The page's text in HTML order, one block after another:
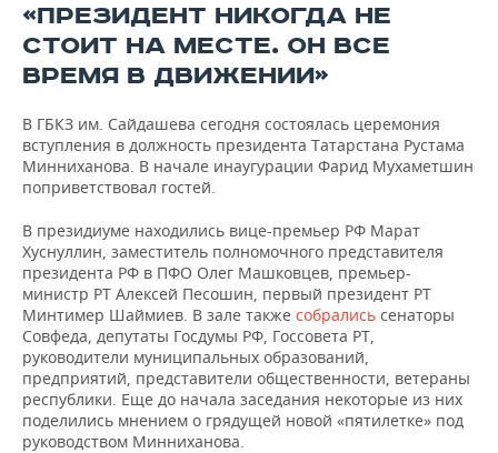
КОРОЛИ ГОСЗАКАЗА ПФО
ВУЗЫ ТАТАРСТАНА
КОМУ ПРИНАДЛЕЖАТ
ТОРГОВЫЕ ЦЕНТРЫ
ТАТАРСТАНА
ФИНАНСЫ
БАНКИ
БЮДЖЕТ
ИНВЕСТИЦИИ
НОВОСТИ
ПРОМЫШЛЕННОСТИ
АГРОПРОМ
МАШИНОСТРОЕНИЕ
НЕФТЕХИМИЯ
НЕФТЬ
ОПК
ЭНЕРГЕТИКА
НЕДВИЖИМОСТЬ
НОВОСТИ НЕДВИЖИМОСТИ
АВТО
НОВОСТИ АВТО
БИЗНЕС
НОВОСТИ БИЗНЕСА
РОЗНИЧНАЯ ТОРГОВЛЯ
ТРАНСПОРТ
УСЛУГИ
ТЕХНОЛОГИИ
НОВОСТИ ТЕХНОЛОГИЙ
IT
МЕДИА
ТЕЛЕКОММУНИКАЦИИ
МЕРОПРИЯТИЯ
НОВОСТИ МЕРОПРИЯТИЙ
ВЫЕЗДНАЯ РЕДАКЦИЯ
БИЗНЕС-БРАНЧИ
ONLINE-КОНФЕРЕНЦИИ
СПОРТ
НОВОСТИ СПОРТА
ФУТБОЛ
ХОККЕЙ
ОБЩЕСТВО
НОВОСТИ ОБЩЕСТВА
ВЛАСТЬ
ФОТОГАЛЕРЕЯ
СЮЖЕТЫ
«ПРЕЗИДЕНТ НИКОГДА НЕ
СТОИТ НА МЕСТЕ. ОН ВСЕ
ВРЕМЯ В ДВИЖЕНИИ»
В ГБКЗ им. Сайдашева сегодня состоялась церемония
вступления в должность президента Татарстана Рустама
Минниханова. В начале инаугурации Фарид Мухаметшин
поприветствовал гостей.
В президиуме находились вице-премьер РФ Марат
Хуснуллин, заместитель полномочного представителя
президента РФ в ПФО Олег Машковцев, премьер-
министр РТ Алексей Песошин, первый президент РТ
Минтимер Шаймиев. В зале также собрались сенаторы
Совфеда, депутаты Госдумы РФ, Госсовета РТ,
руководители муниципальных образований,
предприятий, представители общественности, ветераны
республики. Еще до начала заседания некоторые из них
поделились мнением о грядущей новой «пятилетке» под
руководством Минниханова.